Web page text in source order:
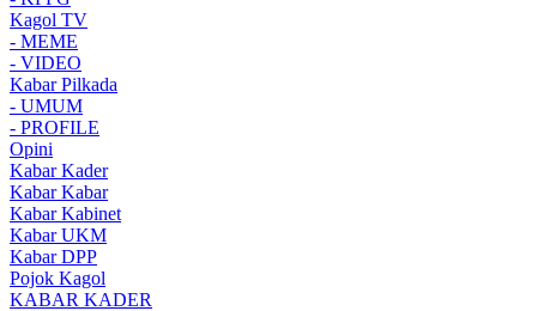
Kagol TV
- MEME
- VIDEO
Kabar Pilkada
- UMUM
- PROFILE
Opini
Kabar Kader
Kabar Kabar
Kabar Kabinet
Kabar UKM
Kabar DPP
Pojok Kagol
KABAR KADER